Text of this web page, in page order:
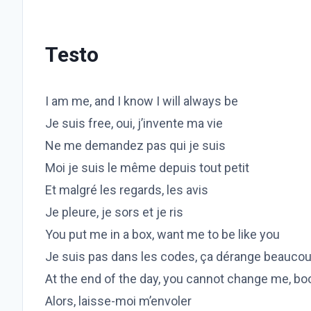
Testo
I am me, and I know I will always be
Je suis free, oui, j’invente ma vie
Ne me demandez pas qui je suis
Moi je suis le même depuis tout petit
Et malgré les regards, les avis
Je pleure, je sors et je ris
You put me in a box, want me to be like you
Je suis pas dans les codes, ça dérange
At the end of the day, you cannot change me,
Alors, laisse-moi m’envoler